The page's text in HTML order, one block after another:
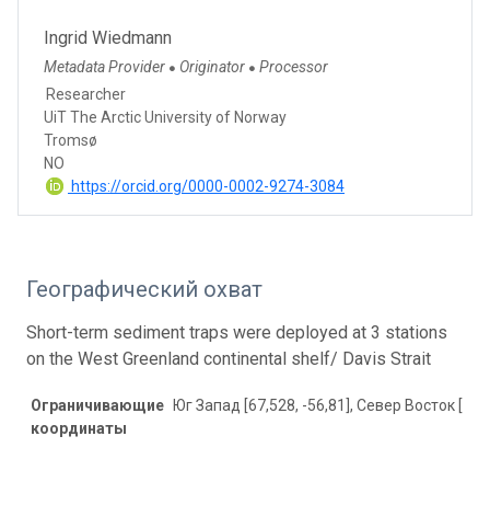
Ingrid Wiedmann
Metadata Provider ● Originator ● Processor
Researcher
UiT The Arctic University of Norway
Tromsø
NO
https://orcid.org/0000-0002-9274-3084
Географический охват
Short-term sediment traps were deployed at 3 stations
on the West Greenland continental shelf/ Davis Strait
Ограничивающие
координаты
Юг Запад [67,528, -56,81], Север Восток